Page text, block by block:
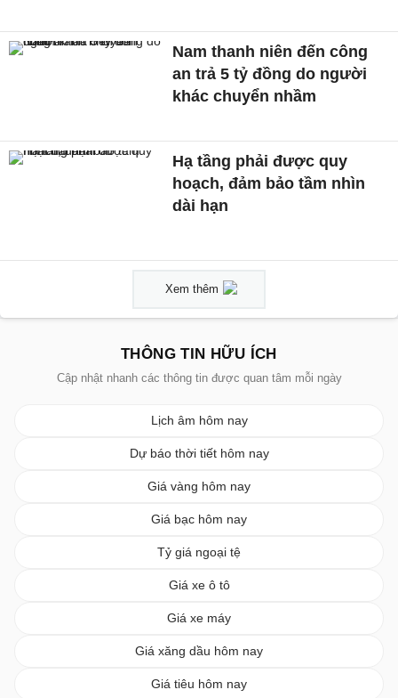
Nam thanh niên đến công
an trả 5 tỷ đồng do người
khác chuyển nhầm
Hạ tầng phải được quy
hoạch, đảm bảo tầm nhìn
dài hạn
Xem thêm
THÔNG TIN HỮU ÍCH
Cập nhật nhanh các thông tin được quan tâm mỗi ngày
Lịch âm hôm nay
Dự báo thời tiết hôm nay
Giá vàng hôm nay
Giá bạc hôm nay
Tỷ giá ngoại tệ
Giá xe ô tô
Giá xe máy
Giá xăng dầu hôm nay
Giá tiêu hôm nay